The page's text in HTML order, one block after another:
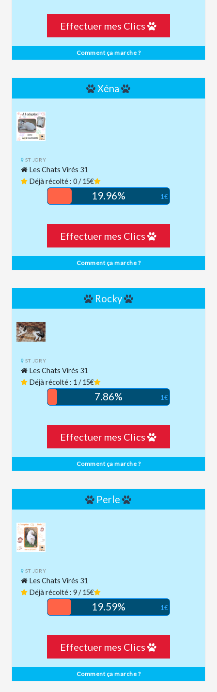
Effectuer mes Clics
Comment ça marche ?
Xéna
ST JORY
Les Chats Virés 31
Déjà récolté : 0 / 15€
19.96% 1€
Effectuer mes Clics
Comment ça marche ?
Rocky
ST JORY
Les Chats Virés 31
Déjà récolté : 1 / 15€
7.86% 1€
Effectuer mes Clics
Comment ça marche ?
Perle
ST JORY
Les Chats Virés 31
Déjà récolté : 9 / 15€
19.59% 1€
Effectuer mes Clics
Comment ça marche ?